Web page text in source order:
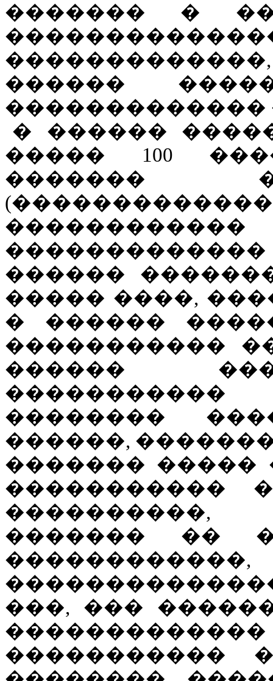
������� �
������
�������������
� ������
����� 100
�������
������
����� ����,
� ������
�����������
������
��������
������,
������� �����
�����������
������� ��
���, ���
�����������